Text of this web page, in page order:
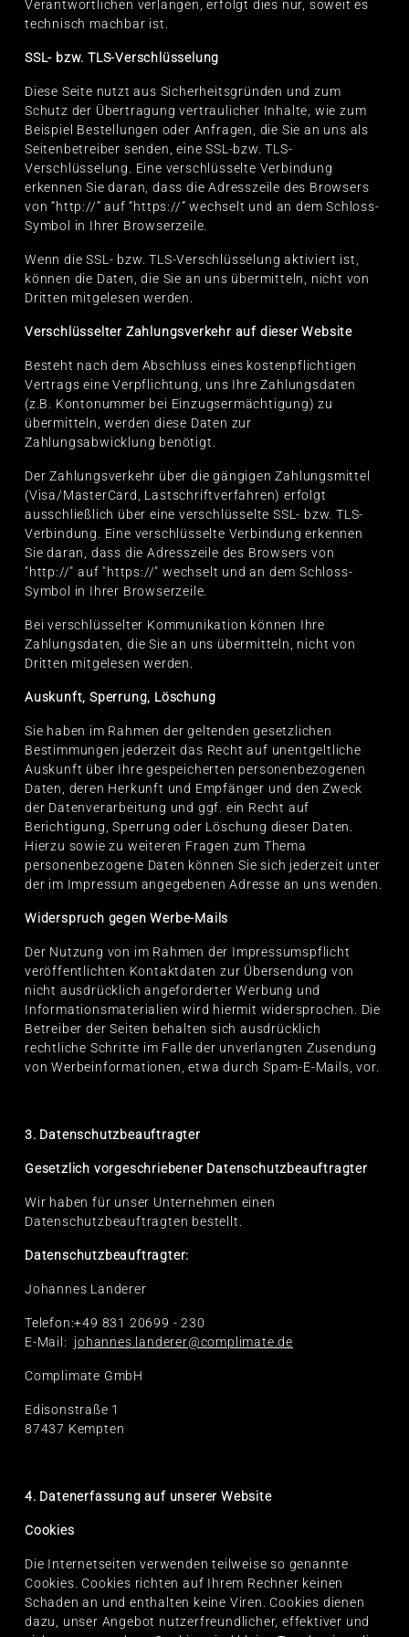
Verantwortlichen verlangen, erfolgt dies nur, soweit es
technisch machbar ist.
SSL- bzw. TLS-Verschlüsselung
Diese Seite nutzt aus Sicherheitsgründen und zum
Schutz der Übertragung vertraulicher Inhalte, wie zum
Beispiel Bestellungen oder Anfragen, die Sie an uns als
Seitenbetreiber senden, eine SSL-bzw. TLS-
Verschlüsselung. Eine verschlüsselte Verbindung
erkennen Sie daran, dass die Adresszeile des Browsers
von “http://” auf “https://” wechselt und an dem Schloss-
Symbol in Ihrer Browserzeile.
Wenn die SSL- bzw. TLS-Verschlüsselung aktiviert ist,
können die Daten, die Sie an uns übermitteln, nicht von
Dritten mitgelesen werden.
Verschlüsselter Zahlungsverkehr auf dieser Website
Besteht nach dem Abschluss eines kostenpflichtigen
Vertrags eine Verpflichtung, uns Ihre Zahlungsdaten
(z.B. Kontonummer bei Einzugsermächtigung) zu
übermitteln, werden diese Daten zur
Zahlungsabwicklung benötigt.
Der Zahlungsverkehr über die gängigen Zahlungsmittel
(Visa/MasterCard, Lastschriftverfahren) erfolgt
ausschließlich über eine verschlüsselte SSL- bzw. TLS-
Verbindung. Eine verschlüsselte Verbindung erkennen
Sie daran, dass die Adresszeile des Browsers von
"http://" auf "https://" wechselt und an dem Schloss-
Symbol in Ihrer Browserzeile.
Bei verschlüsselter Kommunikation können Ihre
Zahlungsdaten, die Sie an uns übermitteln, nicht von
Dritten mitgelesen werden.
Auskunft, Sperrung, Löschung
Sie haben im Rahmen der geltenden gesetzlichen
Bestimmungen jederzeit das Recht auf unentgeltliche
Auskunft über Ihre gespeicherten personenbezogenen
Daten, deren Herkunft und Empfänger und den Zweck
der Datenverarbeitung und ggf. ein Recht auf
Berichtigung, Sperrung oder Löschung dieser Daten.
Hierzu sowie zu weiteren Fragen zum Thema
personenbezogene Daten können Sie sich jederzeit unter
der im Impressum angegebenen Adresse an uns wenden.
Widerspruch gegen Werbe-Mails
Der Nutzung von im Rahmen der Impressumspflicht
veröffentlichten Kontaktdaten zur Übersendung von
nicht ausdrücklich angeforderter Werbung und
Informationsmaterialien wird hiermit widersprochen. Die
Betreiber der Seiten behalten sich ausdrücklich
rechtliche Schritte im Falle der unverlangten Zusendung
von Werbeinformationen, etwa durch Spam-E-Mails, vor.
3. Datenschutzbeauftragter
Gesetzlich vorgeschriebener Datenschutzbeauftragter
Wir haben für unser Unternehmen einen
Datenschutzbeauftragten bestellt.
Datenschutzbeauftragter:
Johannes Landerer
Telefon:+49 831 20699 - 230
E-Mail: johannes.landerer@complimate.de
Complimate GmbH
Edisonstraße 1
87437 Kempten
4. Datenerfassung auf unserer Website
Cookies
Die Internetseiten verwenden teilweise so genannte
Cookies. Cookies richten auf Ihrem Rechner keinen
Schaden an und enthalten keine Viren. Cookies dienen
dazu, unser Angebot nutzerfreundlicher, effektiver und